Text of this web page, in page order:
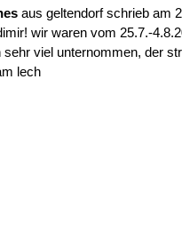
aus geltendorf schrieb am
wir waren vom 25.7.-
viel unternommen, der
lech